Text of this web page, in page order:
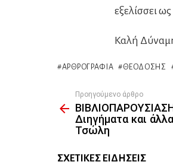
εξελίσσει
Καλή
ΑΡΘΡΟΓΡΑΦΊΑ ΘΕΟΔΌΣΗΣ
more
Προηγούμενο άρθρο
Διηγήματα και
Τσώλη
ΣΧΕΤΙΚΈΣ ΕΙΔΉΣΕΙΣ